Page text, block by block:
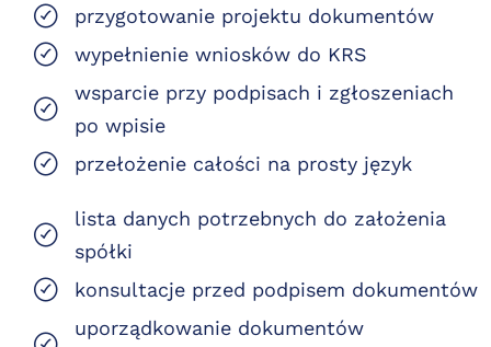
przygotowanie projektu dokumentów
wypełnienie wniosków do KRS
wsparcie przy podpisach i zgłoszeniach
po wpisie
przełożenie całości na prosty język
lista danych potrzebnych do założenia
spółki
konsultacje przed podpisem dokumentów
uporządkowanie dokumentów